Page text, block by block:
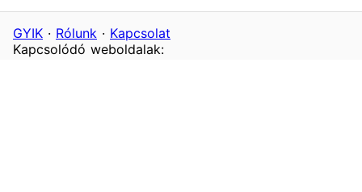
GYIK · Rólunk · Kapcsolat
Kapcsolódó weboldalak: